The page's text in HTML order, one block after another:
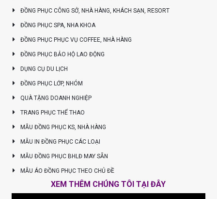
ĐỒNG PHỤC CÔNG SỞ, NHÀ HÀNG, KHÁCH SẠN, RESORT
ĐỒNG PHỤC SPA, NHA KHOA
ĐỒNG PHỤC PHỤC VỤ COFFEE, NHÀ HÀNG
ĐỒNG PHỤC BẢO HỘ LAO ĐỘNG
DỤNG CỤ DU LỊCH
ĐỒNG PHỤC LỚP, NHÓM
QUÀ TẶNG DOANH NGHIỆP
TRANG PHỤC THỂ THAO
MẪU ĐỒNG PHỤC KS, NHÀ HÀNG
MẪU IN ĐỒNG PHỤC CÁC LOẠI
MẪU ĐỒNG PHỤC BHLĐ MAY SẴN
MẪU ÁO ĐỒNG PHỤC THEO CHỦ ĐỀ
XEM THÊM CHÚNG TÔI TẠI ĐÂY